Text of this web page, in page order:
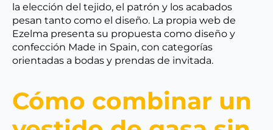
la elección del tejido, el patrón y los acabados
pesan tanto como el diseño. La propia web de
Ezelma presenta su propuesta como diseño y
confección Made in Spain, con categorías
orientadas a bodas y prendas de invitada.
Cómo combinar un